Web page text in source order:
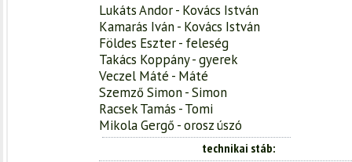
Lukáts Andor - Kovács István
Kamarás Iván - Kovács István
Földes Eszter - feleség
Takács Koppány - gyerek
Veczel Máté - Máté
Szemző Simon - Simon
Racsek Tamás - Tomi
Mikola Gergő - orosz úszó
technikai stáb